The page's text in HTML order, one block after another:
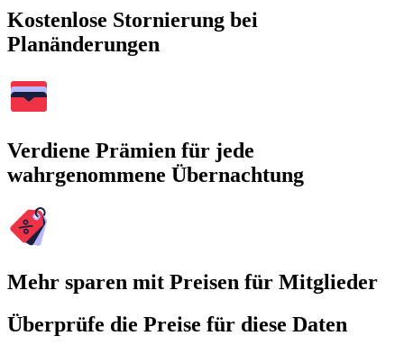
Kostenlose Stornierung bei
Planänderungen
Verdiene Prämien für jede
wahrgenommene Übernachtung
Mehr sparen mit Preisen für Mitglieder
Überprüfe die Preise für diese Daten